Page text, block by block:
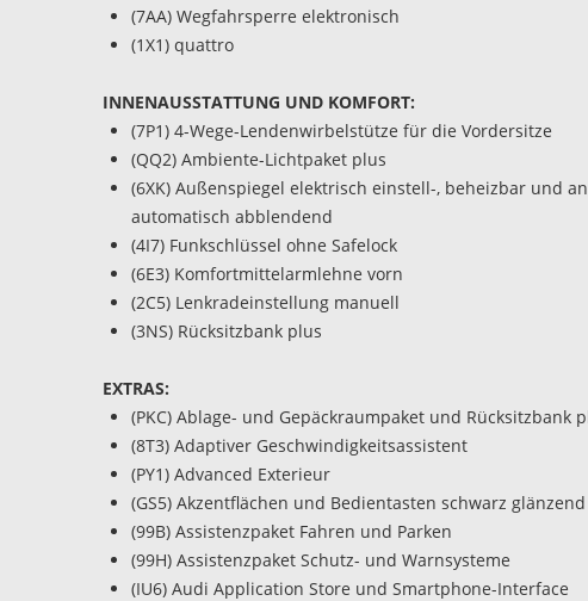
(7AA) Wegfahrsperre elektronisch
(1X1) quattro
INNENAUSSTATTUNG UND KOMFORT:
(7P1) 4-Wege-Lendenwirbelstütze für die Vordersitze
(QQ2) Ambiente-Lichtpaket plus
(6XK) Außenspiegel elektrisch einstell-, beheizbar und
automatisch abblendend
(4I7) Funkschlüssel ohne Safelock
(6E3) Komfortmittelarmlehne vorn
(2C5) Lenkradeinstellung manuell
(3NS) Rücksitzbank plus
EXTRAS:
(PKC) Ablage- und Gepäckraumpaket und Rücksitzbank
(8T3) Adaptiver Geschwindigkeitsassistent
(PY1) Advanced Exterieur
(GS5) Akzentflächen und Bedientasten schwarz glänzend
(99B) Assistenzpaket Fahren und Parken
(99H) Assistenzpaket Schutz- und Warnsysteme
(IU6) Audi Application Store und Smartphone-Interface